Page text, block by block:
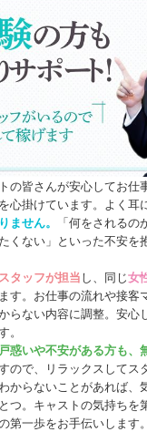
の皆さんが安心してお仕
心掛けています。よく耳
ません。
「何をされるの
くない」といった不安を
タッフが担当し、同じ女
す。お仕事の流れや接客
らない内容に調整。安心
。
惑いや不安がある方も、
ので、リラックスしてス
からないことがあれば、
つ。キャストの気持ちを
第一歩をお手伝いします。